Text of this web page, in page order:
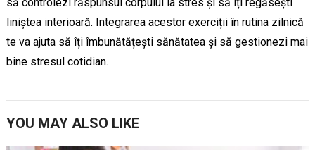
liniștea interioară. Integrarea acestor exerciții în rutina zilnică
te va ajuta să îți îmbunătățești sănătatea și să gestionezi mai
bine stresul cotidian.
YOU MAY ALSO LIKE